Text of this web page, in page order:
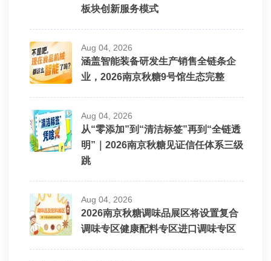
板块创新服务模式
Aug 04, 2026
涵盖智能装备研发生产销售全链条企
业，2026南京秋糖9号馆生态完整
Aug 04, 2026
从“零添加”到“清洁标签”再到“全链透
明”｜2026南京秋糖见证信任体系三级
跳
Aug 04, 2026
2026南京秋糖调味品展区将设置复合
调味专区健康配料专区进口调味专区